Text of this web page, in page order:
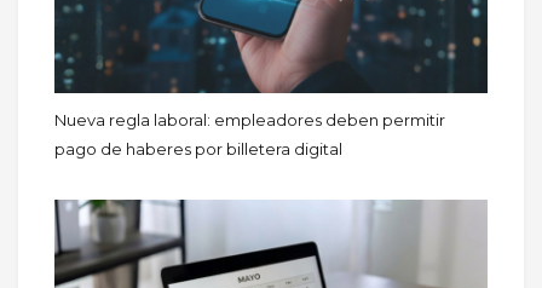
Nueva regla laboral: empleadores deben permitir
pago de haberes por billetera digital